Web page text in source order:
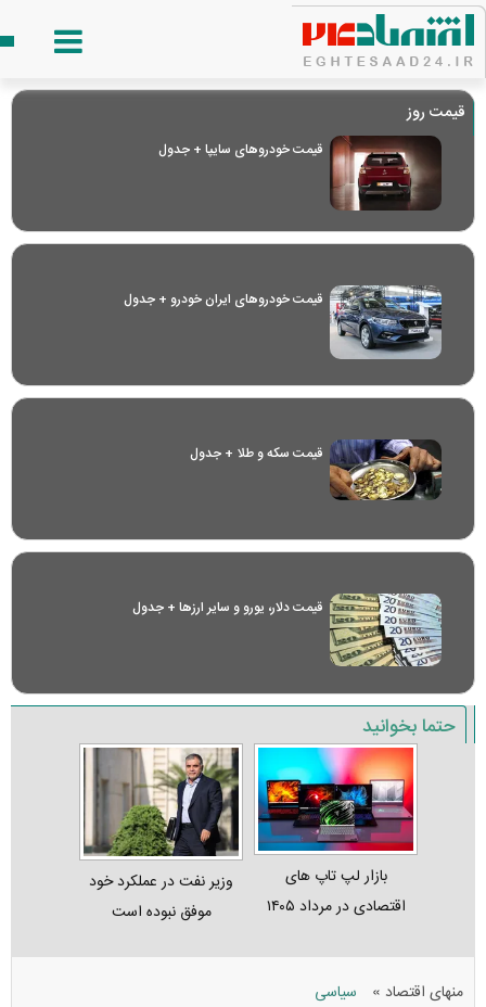
قیمت روز
قیمت خودرو‌های سایپا + جدول
قیمت خودرو‌های ایران خودرو + جدول
قیمت سکه و طلا + جدول
قیمت دلار، یورو و سایر ارز‌ها + جدول
حتما بخوانید
بازار لپ‌ تاپ‌ های
اقتصادی در مرداد ۱۴۰۵
وزیر نفت در عملکرد خود
موفق نبوده است
منهای اقتصاد » سیاسی